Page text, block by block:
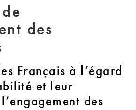
des
Français à l’égard
et leur
des